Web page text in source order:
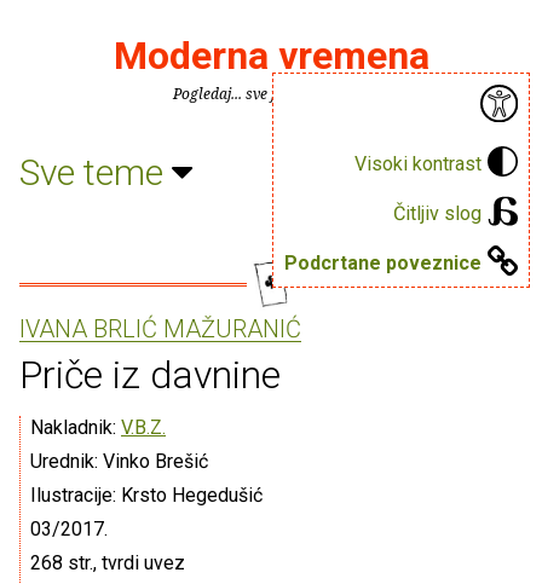
Visoki kontrast
Čitljiv slog
Podcrtane poveznice
Moderna vremena
Pogledaj... sve je puno knjiga.
Sve teme
IVANA BRLIĆ MAŽURANIĆ
Priče iz davnine
Nakladnik: V.B.Z.
Urednik: Vinko Brešić
Ilustracije: Krsto Hegedušić
03/2017.
268 str., tvrdi uvez